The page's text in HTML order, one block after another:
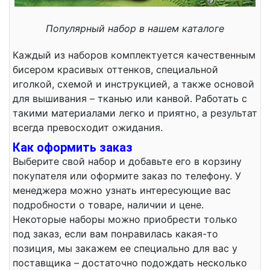
Популярный набор в нашем каталоге
Каждый из наборов комплектуется качественным
бисером красивых оттенков, специальной
иголкой, схемой и инструкцией, а также основой
для вышивания – тканью или канвой. Работать с
такими материалами легко и приятно, а результат
всегда превосходит ожидания.
Как оформить заказ
Выберите свой набор и добавьте его в корзину
покупателя или оформите заказ по телефону. У
менеджера можно узнать интересующие вас
подробности о товаре, наличии и цене.
Некоторые наборы можно приобрести только
под заказ, если вам понравилась какая-то
позиция, мы закажем ее специально для вас у
поставщика – достаточно подождать несколько